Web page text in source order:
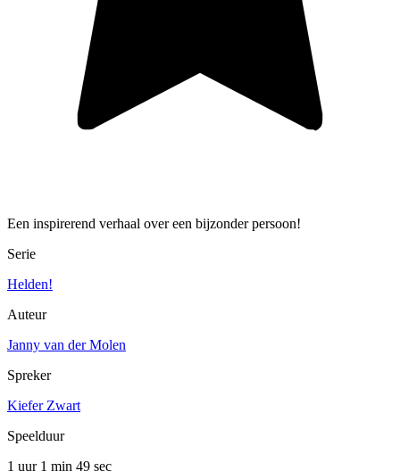
Een inspirerend verhaal over een bijzonder persoon!
Serie
Helden!
Auteur
Janny van der Molen
Spreker
Kiefer Zwart
Speelduur
1 uur 1 min 49 sec